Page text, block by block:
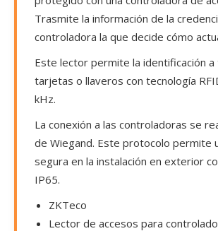
Trasmite la información de la
controladora la que decide cómo
Este lector permite la identificación
tarjetas o llaveros con tecnología
kHz.
La conexión a las controladoras se
de Wiegand. Este protocolo permite
segura en la instalación en exterior
IP65.
ZKTeco
Lector de accesos para